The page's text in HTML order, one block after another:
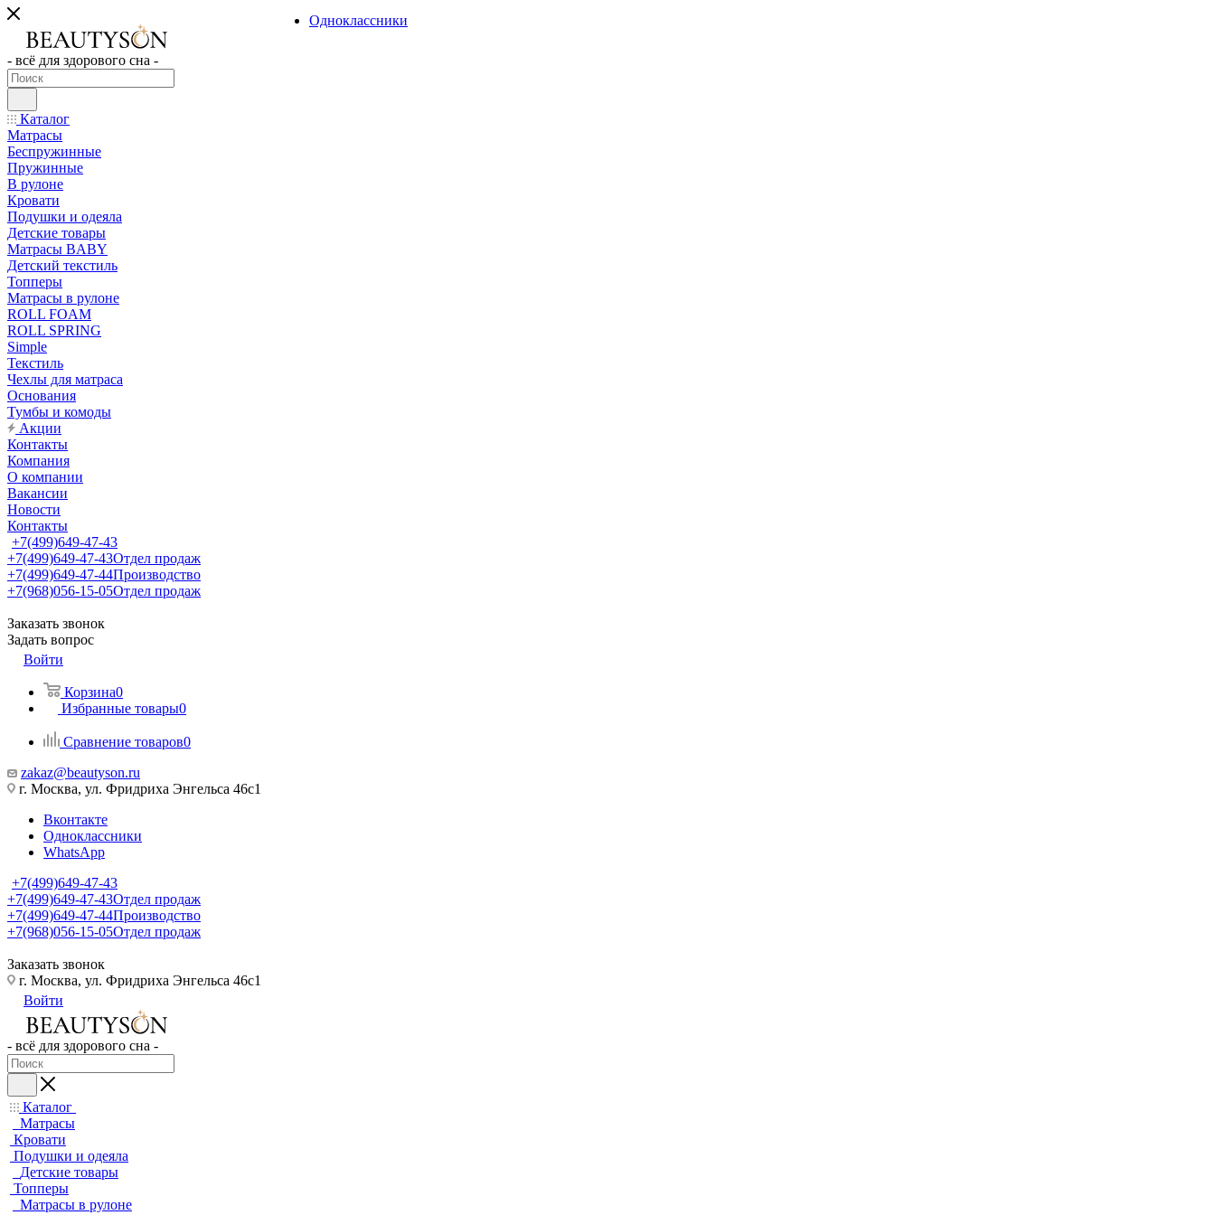
- всё для здорового сна -
Каталог
Матрасы
Беспружинные
Пружинные
В рулоне
Кровати
Подушки и одеяла
Детские товары
Матрасы BABY
Детский текстиль
Топперы
Матрасы в рулоне
ROLL FOAM
ROLL SPRING
Simple
Текстиль
Чехлы для матраса
Основания
Тумбы и комоды
Акции
Контакты
Компания
О компании
Вакансии
Новости
Контакты
+7(499)649-47-43
+7(499)649-47-43Отдел продаж
+7(499)649-47-44Производство
+7(968)056-15-05Отдел продаж
Заказать звонок
Задать вопрос
Войти
Корзина0
Избранные товары0
Сравнение товаров0
zakaz@beautyson.ru
г. Москва, ул. Фридриха Энгельса 46с1
Вконтакте
Одноклассники
WhatsApp
+7(499)649-47-43
+7(499)649-47-43Отдел продаж
+7(499)649-47-44Производство
+7(968)056-15-05Отдел продаж
Заказать звонок
Одноклассники
г. Москва, ул. Фридриха Энгельса 46с1
Войти
- всё для здорового сна -
Каталог
Матрасы
Кровати
Подушки и одеяла
Детские товары
Топперы
Матрасы в рулоне